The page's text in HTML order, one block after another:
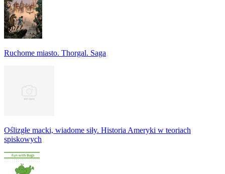
Ruchome miasto. Thorgal. Saga
Oślizgłe macki, wiadome siły. Historia Ameryki w teoriach
spiskowych